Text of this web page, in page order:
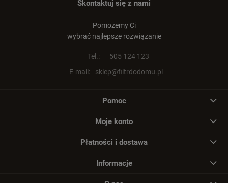
Skontaktuj się z nami
Pomożemy Ci
wybrać najlepsze rozwiązanie
Tel.:
505 124 123
E-mail:
sklep@filtrdodomu.pl
Pomoc
Moje konto
Płatności i dostawa
Informacje